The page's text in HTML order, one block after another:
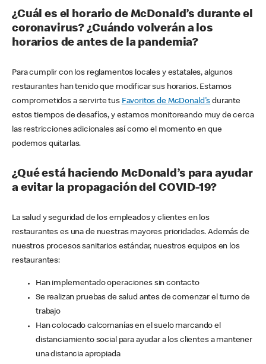
¿Cuál es el horario de McDonald’s durante el
coronavirus? ¿Cuándo volverán a los
horarios de antes de la pandemia?
Para cumplir con los reglamentos locales y estatales, algunos
restaurantes han tenido que modificar sus horarios. Estamos
comprometidos a servirte tus Favoritos de McDonald's durante
estos tiempos de desafíos, y estamos monitoreando muy de cerca
las restricciones adicionales así como el momento en que
podemos quitarlas.
¿Qué está haciendo McDonald’s para ayudar
a evitar la propagación del COVID-19?
La salud y seguridad de los empleados y clientes en los
restaurantes es una de nuestras mayores prioridades. Además de
nuestros procesos sanitarios estándar, nuestros equipos en los
restaurantes:
Han implementado operaciones sin contacto
Se realizan pruebas de salud antes de comenzar el turno de
trabajo
Han colocado calcomanías en el suelo marcando el
distanciamiento social para ayudar a los clientes a mantener
una distancia apropiada